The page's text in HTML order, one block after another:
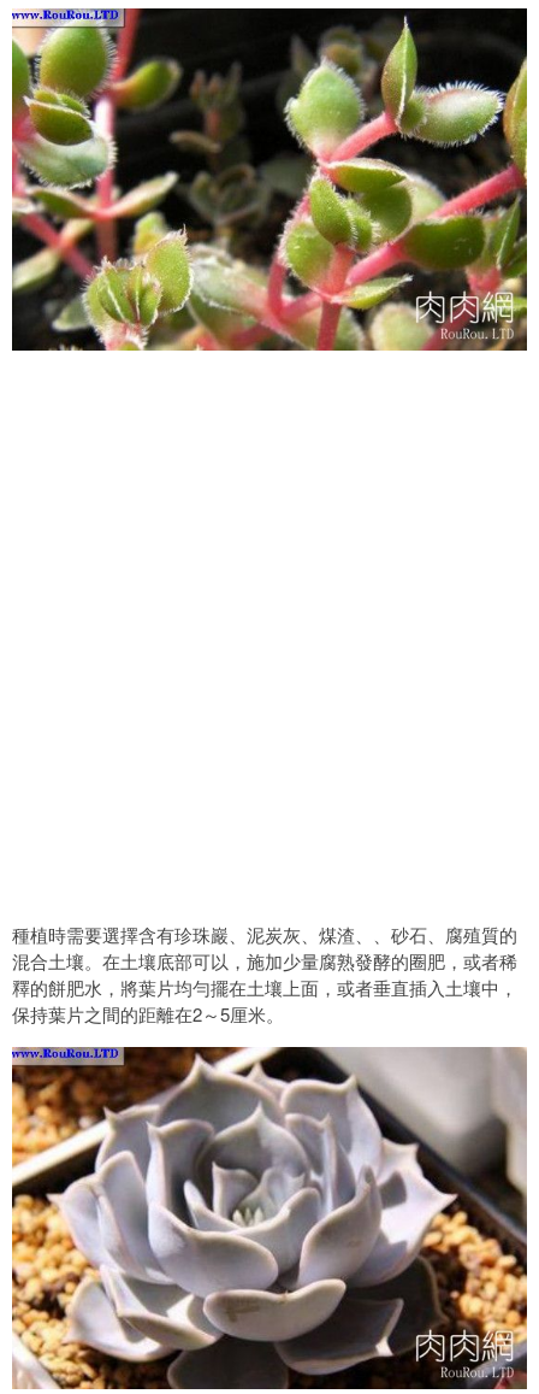
種植時需要選擇含有珍珠巖、泥炭灰、煤渣、、砂石、腐殖質的
混合土壤。在土壤底部可以，施加少量腐熟發酵的圈肥，或者稀
釋的餅肥水，將葉片均勻擺在土壤上面，或者垂直插入土壤中，
保持葉片之間的距離在2～5厘米。